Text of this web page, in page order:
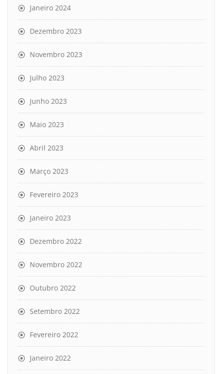
Janeiro 2024
Dezembro 2023
Novembro 2023
Julho 2023
Junho 2023
Maio 2023
Abril 2023
Março 2023
Fevereiro 2023
Janeiro 2023
Dezembro 2022
Novembro 2022
Outubro 2022
Setembro 2022
Fevereiro 2022
Janeiro 2022